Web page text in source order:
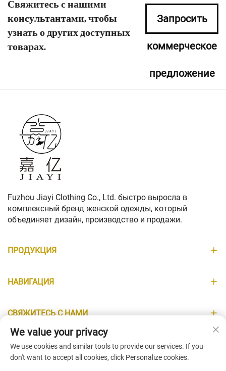
Свяжитесь с нашими
консультантами, чтобы
узнать о других доступных
товарах.
Запросить
коммерческое
предложение
Fuzhou Jiayi Clothing Co., Ltd. быстро выросла в
комплексный бренд женской одежды, который
объединяет дизайн, производство и продажи.
ПРОДУКЦИЯ
НАВИГАЦИЯ
СВЯЖИТЕСЬ С НАМИ
ИНФОРМАЦИЯ
We value your privacy
We use cookies and similar tools to provide our services. If you
don't want to accept all cookies, click Personalize cookies.